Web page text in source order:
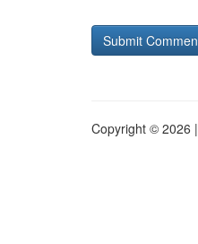
Copyright © 2026 |